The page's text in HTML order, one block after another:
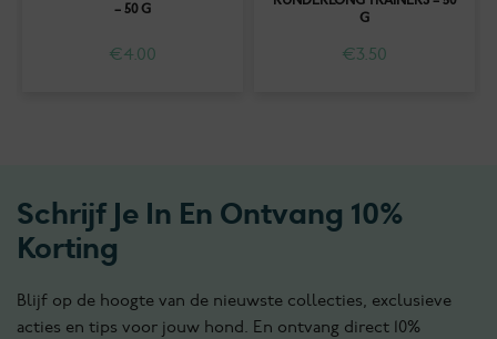
– 50 G
€4.00
G
€3.50
Schrijf Je In En Ontvang 10%
Korting
Blijf op de hoogte van de nieuwste collecties, exclusieve
acties en tips voor jouw hond. En ontvang direct 10%